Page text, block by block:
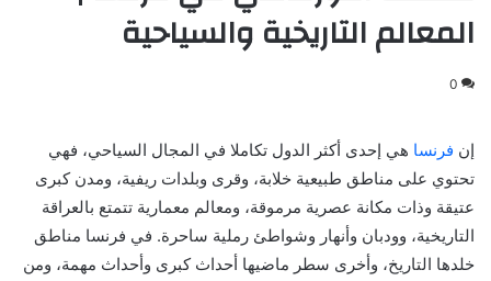
المعالم التاريخية والسياحية
0
إن فرنسا هي إحدى أكثر الدول تكاملا في المجال السياحي، فهي
تحتوي على مناطق طبيعية خلابة، وقرى وبلدات ريفية، ومدن كبرى
عتيقة وذات مكانة عصرية مرموقة، ومعالم معمارية تتمتع بالعراقة
التاريخية، وودبان وأنهار وشواطئ رملية ساحرة. في فرنسا مناطق
خلدها التاريخ، وأخرى سطر ماضيها أحداث كبرى وأحداث مهمة، ومن